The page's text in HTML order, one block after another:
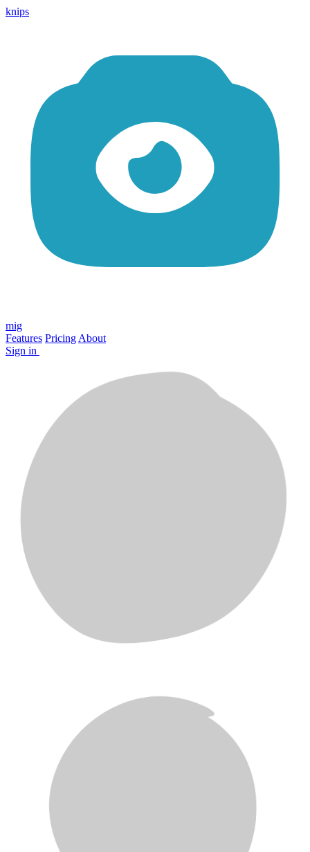
knips
mig
Features Pricing About
Sign in